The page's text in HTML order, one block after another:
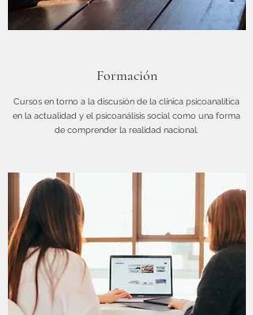
Formación
Cursos en torno a la discusión de la clínica psicoanalítica
en la actualidad y el psicoanálisis social como una forma
de comprender la realidad nacional.